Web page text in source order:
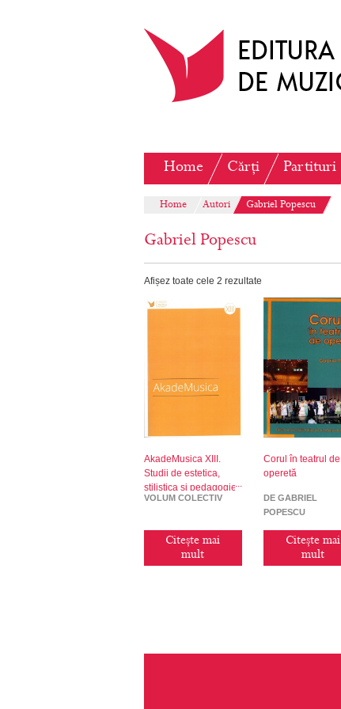
Home Cărți Partituri
Home Autori Gabriel Popescu
Gabriel Popescu
Afișez toate cele 2 rezultate
AkadeMusica XIII.
Studii de estetica,
stilistica si pedagogie
muzicala (II)
VOLUM COLECTIV
Citește mai
mult
Corul în teatrul de
operetă
DE GABRIEL
POPESCU
Citește mai
mult